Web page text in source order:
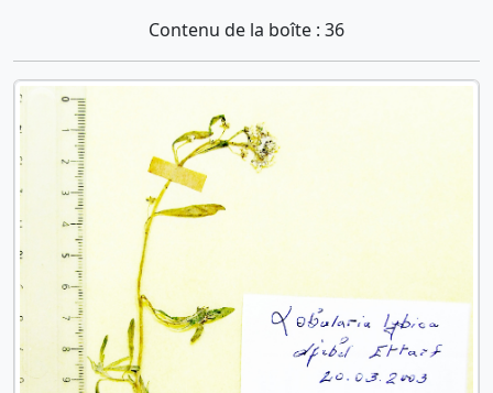
Contenu de la boîte : 36